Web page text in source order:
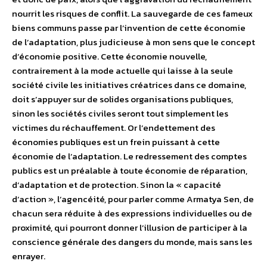
nourrit les risques de conflit. La sauvegarde de ces fameux
biens communs passe par l’invention de cette économie
de l’adaptation, plus judicieuse à mon sens que le concept
d’économie positive. Cette économie nouvelle,
contrairement à la mode actuelle qui laisse à la seule
société civile les initiatives créatrices dans ce domaine,
doit s’appuyer sur de solides organisations publiques,
sinon les sociétés civiles seront tout simplement les
victimes du réchauffement. Or l’endettement des
économies publiques est un frein puissant à cette
économie de l’adaptation. Le redressement des comptes
publics est un préalable à toute économie de réparation,
d’adaptation et de protection. Sinon la « capacité
d’action », l’agencéité, pour parler comme Armatya Sen, de
chacun sera réduite à des expressions individuelles ou de
proximité, qui pourront donner l’illusion de participer à la
conscience générale des dangers du monde, mais sans les
enrayer.